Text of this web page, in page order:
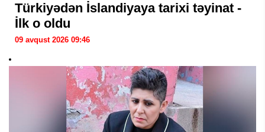
Türkiyədən İslandiyaya tarixi təyinat -
İlk o oldu
09 avqust 2026 09:46